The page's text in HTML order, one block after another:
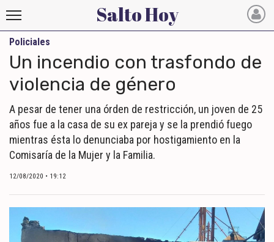
Salto
Hoy
INICIO
NOTICIAS RECIENTES
ECONOMÍA
MUNDO
POLICIALES
Salto Hoy
Policiales
Un incendio con trasfondo de
violencia de género
A pesar de tener una órden de restricción, un joven de 25
años fue a la casa de su ex pareja y se la prendió fuego
mientras ésta lo denunciaba por hostigamiento en la
Comisaría de la Mujer y la Familia.
12/08/2020 • 19:12